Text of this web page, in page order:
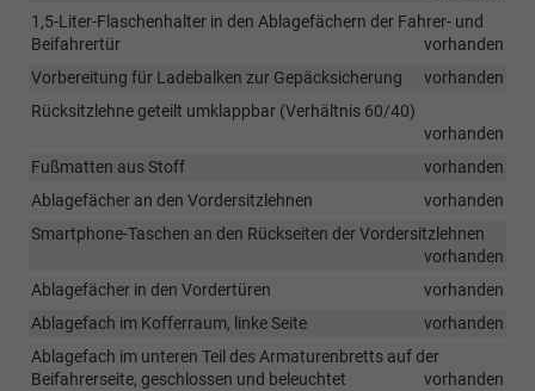
1,5-Liter-Flaschenhalter in den Ablagefächern der Fahrer- und
Beifahrertür
vorhanden
Vorbereitung für Ladebalken zur Gepäcksicherung
vorhanden
Rücksitzlehne geteilt umklappbar (Verhältnis 60/40)
vorhanden
Fußmatten aus Stoff
vorhanden
Ablagefächer an den Vordersitzlehnen
vorhanden
Smartphone-Taschen an den Rückseiten der Vordersitzlehnen
vorhanden
Ablagefächer in den Vordertüren
vorhanden
Ablagefach im Kofferraum, linke Seite
vorhanden
Ablagefach im unteren Teil des Armaturenbretts auf der
Beifahrerseite, geschlossen und beleuchtet
vorhanden